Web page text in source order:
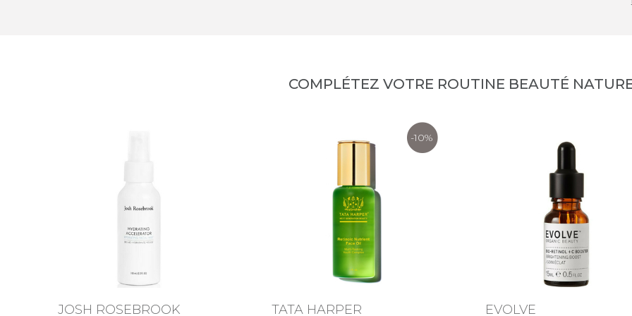
COMPLÉTEZ VOTRE ROUTINE BEAUTÉ
JOSH ROSEBROOK
-10%
TATA HARPER EVOLVE